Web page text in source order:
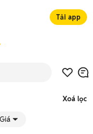
Tải app
Xoá lọc
Giá